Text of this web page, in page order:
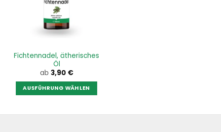
Optionen
können
auf
der
gewählt
werden
Fichtennadel, ätherisches
Öl
ab 3,90 €
AUSFÜHRUNG WÄHLEN